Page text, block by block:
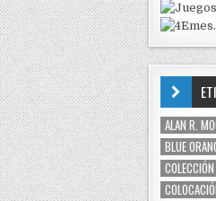
ALAN R.
BLUE